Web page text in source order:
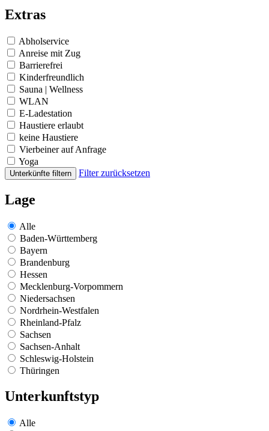
Extras
Abholservice
Anreise mit Zug
Barrierefrei
Kinderfreundlich
Sauna | Wellness
WLAN
E-Ladestation
Haustiere erlaubt
keine Haustiere
Vierbeiner auf Anfrage
Yoga
Unterkünfte filtern Filter zurücksetzen
Lage
Alle
Baden-Württemberg
Bayern
Brandenburg
Hessen
Mecklenburg-Vorpommern
Niedersachsen
Nordrhein-Westfalen
Rheinland-Pfalz
Sachsen
Sachsen-Anhalt
Schleswig-Holstein
Thüringen
Unterkunftstyp
Alle